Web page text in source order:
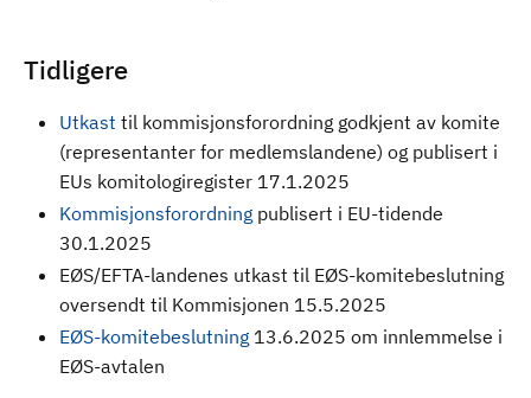
Tidligere
Utkast til kommisjonsforordning godkjent av komite
(representanter for medlemslandene) og publisert i
EUs komitologiregister 17.1.2025
Kommisjonsforordning publisert i EU-tidende
30.1.2025
EØS/EFTA-landenes utkast til EØS-komitebeslutning
oversendt til Kommisjonen 15.5.2025
EØS-komitebeslutning 13.6.2025 om innlemmelse i
EØS-avtalen